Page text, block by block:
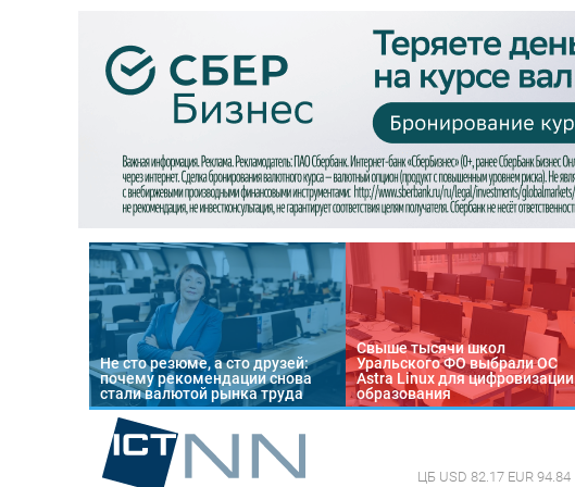
Не сто резюме, а сто друзей:
почему рекомендации снова
стали валютой рынка труда
Свыше тысячи школ
Уральского ФО выбрали ОС
Astra Linux для цифровизации
образования
ЦБ USD 82.17 EUR 94.84